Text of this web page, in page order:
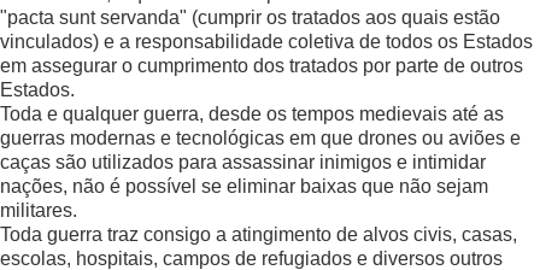
"pacta sunt servanda" (cumprir os tratados aos quais estão
vinculados) e a responsabilidade coletiva de todos os Estados
em assegurar o cumprimento dos tratados por parte de outros
Estados.
Toda e qualquer guerra, desde os tempos medievais até as
guerras modernas e tecnológicas em que drones ou aviões e
caças são utilizados para assassinar inimigos e intimidar
nações, não é possível se eliminar baixas que não sejam
militares.
Toda guerra traz consigo a atingimento de alvos civis, casas,
escolas, hospitais, campos de refugiados e diversos outros